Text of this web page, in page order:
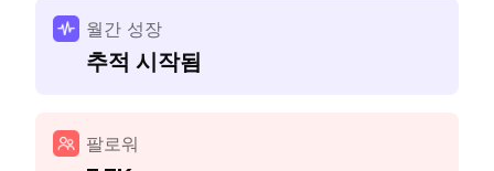
월간 성장
추적 시작됨
팔로워